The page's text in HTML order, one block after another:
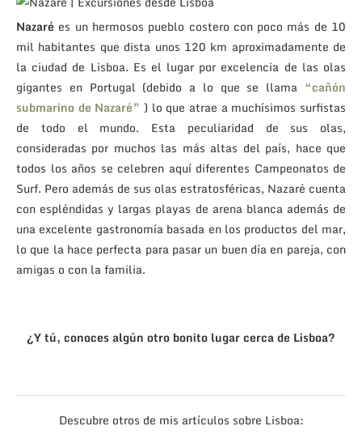
Nazaré es un hermosos pueblo costero con poco más de 10
mil habitantes que dista unos 120 km aproximadamente de
la ciudad de Lisboa. Es el lugar por excelencia de las olas
gigantes en Portugal (debido a lo que se llama “cañón
submarino de Nazaré” ) lo que atrae a muchísimos surfistas
de todo el mundo. Esta peculiaridad de sus olas,
consideradas por muchos las más altas del país, hace que
todos los años se celebren aquí diferentes Campeonatos de
Surf. Pero además de sus olas estratosféricas, Nazaré cuenta
con espléndidas y largas playas de arena blanca además de
una excelente gastronomía basada en los productos del mar,
lo que la hace perfecta para pasar un buen día en pareja, con
amigas o con la familia.
¿Y tú, conoces algún otro bonito lugar cerca de Lisboa?
Descubre otros de mis artículos sobre Lisboa: